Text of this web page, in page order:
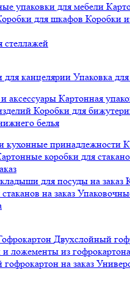
упаковки для мебели
для шкафов Коробки
стеллажей
для канцелярии Упаковка
аксессуары Картонная
Коробки для
белья
кухонные принадлежности
коробки для
для посуды на заказ
на заказ
Двухслойный
ложементы из гофрокартона
на заказ